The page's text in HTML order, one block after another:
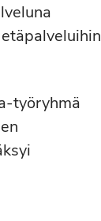
työryhmä